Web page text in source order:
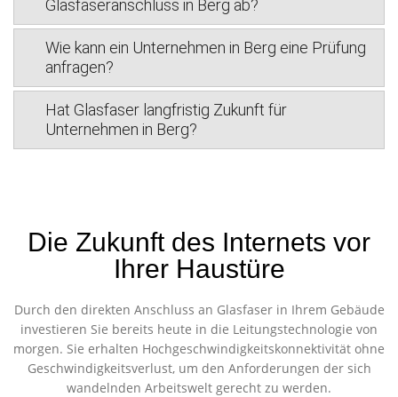
Glasfaseranschluss in Berg ab?
Wie kann ein Unternehmen in Berg eine Prüfung
anfragen?
Hat Glasfaser langfristig Zukunft für
Unternehmen in Berg?
Die Zukunft des Internets vor
Ihrer Haustüre
Durch den direkten Anschluss an Glasfaser in Ihrem Gebäude
investieren Sie bereits heute in die Leitungstechnologie von
morgen. Sie erhalten Hochgeschwindigkeitskonnektivität ohne
Geschwindigkeitsverlust, um den Anforderungen der sich
wandelnden Arbeitswelt gerecht zu werden.